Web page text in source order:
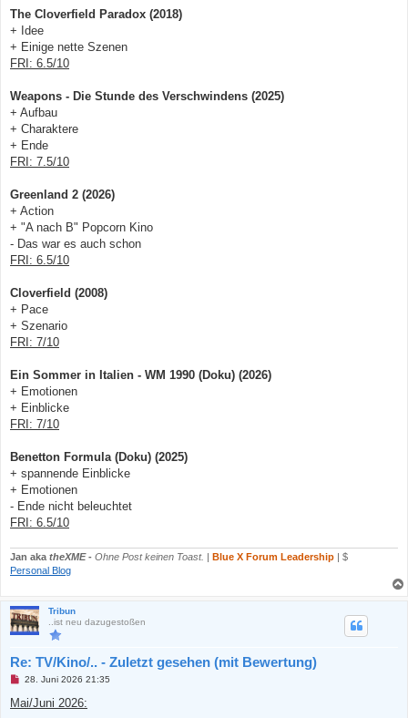
The Cloverfield Paradox (2018)
+ Idee
+ Einige nette Szenen
FRI: 6.5/10
Weapons - Die Stunde des Verschwindens (2025)
+ Aufbau
+ Charaktere
+ Ende
FRI: 7.5/10
Greenland 2 (2026)
+ Action
+ "A nach B" Popcorn Kino
- Das war es auch schon
FRI: 6.5/10
Cloverfield (2008)
+ Pace
+ Szenario
FRI: 7/10
Ein Sommer in Italien - WM 1990 (Doku) (2026)
+ Emotionen
+ Einblicke
FRI: 7/10
Benetton Formula (Doku) (2025)
+ spannende Einblicke
+ Emotionen
- Ende nicht beleuchtet
FRI: 6.5/10
Jan aka theXME- Ohne Post keinen Toast. | Blue X Forum Leadership | $
Personal Blog
Tribun
..ist neu dazugestoßen
Re: TV/Kino/.. - Zuletzt gesehen (mit Bewertung)
U
g
e
28. Juni 2026 21:35
Mai/Juni 2026: